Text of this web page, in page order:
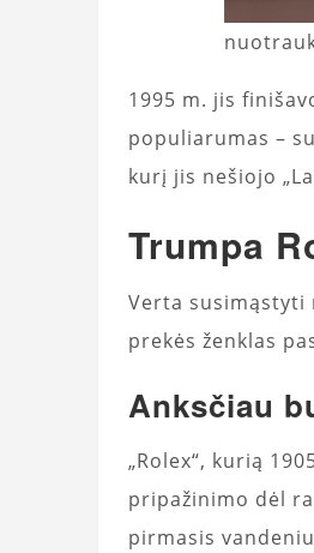
1995 m. jis
populiarumas –
kurį jis nešiojo
Trumpa
Verta susimąstyti
prekės ženklas
Anksčiau
„Rolex“, kurią
pripažinimo dėl
pirmasis